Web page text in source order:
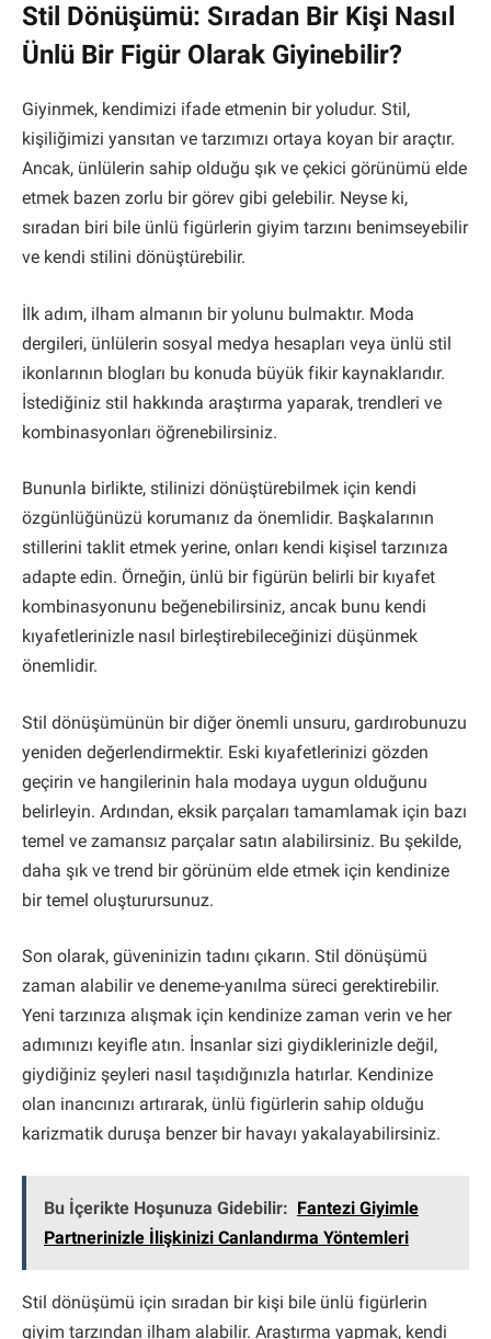
Stil Dönüşümü: Sıradan Bir Kişi Nasıl
Ünlü Bir Figür Olarak Giyinebilir?
Giyinmek, kendimizi ifade etmenin bir yoludur. Stil,
kişiliğimizi yansıtan ve tarzımızı ortaya koyan bir araçtır.
Ancak, ünlülerin sahip olduğu şık ve çekici görünümü elde
etmek bazen zorlu bir görev gibi gelebilir. Neyse ki,
sıradan biri bile ünlü figürlerin giyim tarzını benimseyebilir
ve kendi stilini dönüştürebilir.
İlk adım, ilham almanın bir yolunu bulmaktır. Moda
dergileri, ünlülerin sosyal medya hesapları veya ünlü stil
ikonlarının blogları bu konuda büyük fikir kaynaklarıdır.
İstediğiniz stil hakkında araştırma yaparak, trendleri ve
kombinasyonları öğrenebilirsiniz.
Bununla birlikte, stilinizi dönüştürebilmek için kendi
özgünlüğünüzü korumanız da önemlidir. Başkalarının
stillerini taklit etmek yerine, onları kendi kişisel tarzınıza
adapte edin. Örneğin, ünlü bir figürün belirli bir kıyafet
kombinasyonunu beğenebilirsiniz, ancak bunu kendi
kıyafetlerinizle nasıl birleştirebileceğinizi düşünmek
önemlidir.
Stil dönüşümünün bir diğer önemli unsuru, gardırobunuzu
yeniden değerlendirmektir. Eski kıyafetlerinizi gözden
geçirin ve hangilerinin hala modaya uygun olduğunu
belirleyin. Ardından, eksik parçaları tamamlamak için bazı
temel ve zamansız parçalar satın alabilirsiniz. Bu şekilde,
daha şık ve trend bir görünüm elde etmek için kendinize
bir temel oluşturursunuz.
Son olarak, güveninizin tadını çıkarın. Stil dönüşümü
zaman alabilir ve deneme-yanılma süreci gerektirebilir.
Yeni tarzınıza alışmak için kendinize zaman verin ve her
adımınızı keyifle atın. İnsanlar sizi giydiklerinizle değil,
giydiğiniz şeyleri nasıl taşıdığınızla hatırlar. Kendinize
olan inancınızı artırarak, ünlü figürlerin sahip olduğu
karizmatik duruşa benzer bir havayı yakalayabilirsiniz.
Bu İçerikte Hoşunuza Gidebilir: Fantezi Giyimle
Partnerinizle İlişkinizi Canlandırma Yöntemleri
Stil dönüşümü için sıradan bir kişi bile ünlü figürlerin
giyim tarzından ilham alabilir. Araştırma yapmak, kendi